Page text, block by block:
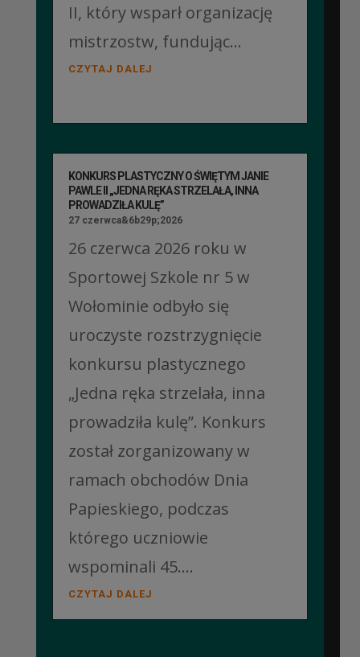
II, który wsparł organizację
mistrzostw, fundując...
CZYTAJ DALEJ
KONKURS PLASTYCZNY O ŚWIĘTYM JANIE
PAWLE II „JEDNA RĘKA STRZELAŁA, INNA
PROWADZIŁA KULĘ”
27 czerwca&6b29p;2026
26 czerwca 2026 roku w
Sportowej Szkole nr 5 w
Wołominie odbyło się
uroczyste rozstrzygnięcie
konkursu plastycznego
„Jedna ręka strzelała, inna
prowadziła kulę”. Konkurs
został zorganizowany w
ramach obchodów Dnia
Papieskiego, podczas
którego uczniowie
wspominali 45....
CZYTAJ DALEJ